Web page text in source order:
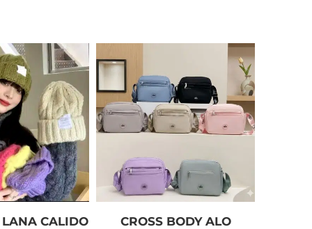
LANA CALIDO CROSS BODY ALO